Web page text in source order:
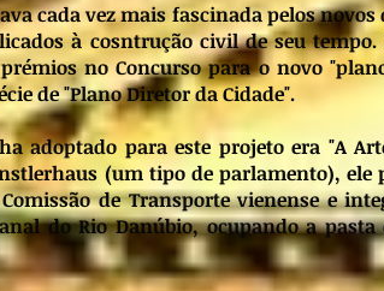
cada vez mais fascinada pelos
à cosntrução civil de seu tempo.
no Concurso para o novo
de "Plano Diretor da Cidade".
adoptado para este projeto era "A
(um tipo de parlamento),
de Transporte vienense e
do Rio Danúbio, ocupando a